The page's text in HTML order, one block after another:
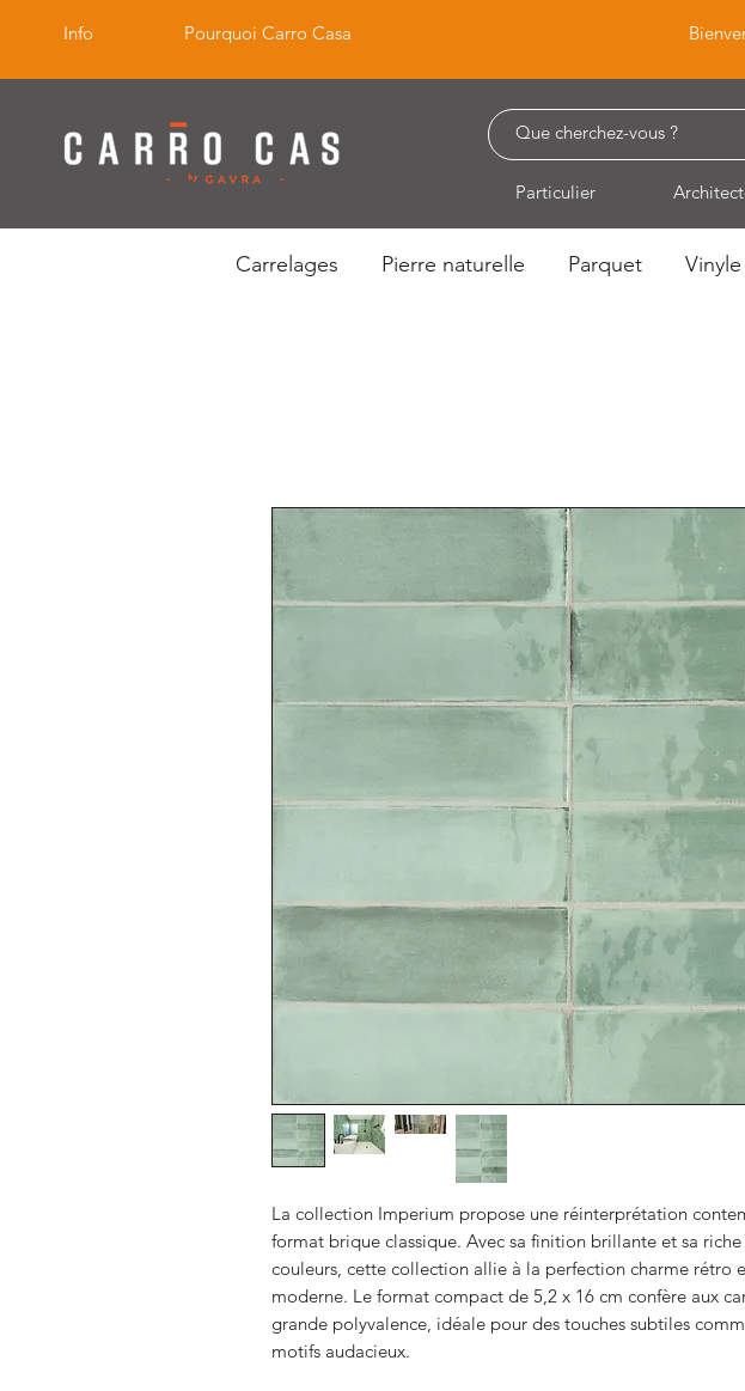
Info Pourquoi Carro Casa
Particulier
Carrelages Pierre naturelle Parquet Vinyle
La collection Imperium propose une réinterprétation
format brique classique. Avec sa finition brillante et sa
couleurs, cette collection allie à la perfection charme rétro
moderne. Le format compact de 5,2 x 16 cm confère aux
grande polyvalence, idéale pour des touches subtiles
motifs audacieux.